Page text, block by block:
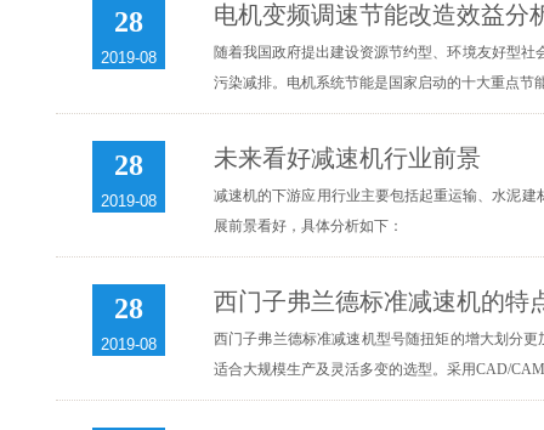
28
2019-08
电机变频调速节能改造效益分
随着我国政府提出建设资源节约型、环境友好型
污染减排。电机系统节能是国家启动的十大重点
28
2019-08
未来看好减速机行业前景
减速机的下游应用行业主要包括起重运输、水泥
展前景看好，具体分析如下：
28
2019-08
西门子弗兰德标准减速机的特
西门子弗兰德标准减速机型号随扭矩的增大划分
适合大规模生产及灵活多变的选型。采用CAD/